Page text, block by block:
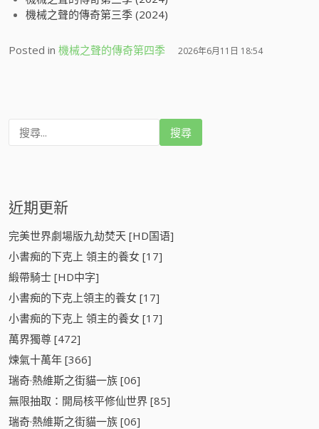
機械之聲的傳奇第三季 (2024)
Posted in 機械之聲的傳奇第四季 2026年6月11日 18:54
近期更新
完美世界劇場版九劫焚天 [HD国语]
小書痴的下克上 領主的養女 [17]
緞帶騎士 [HD中字]
小書痴的下克上領主的養女 [17]
小書痴的下克上 領主的養女 [17]
萬界獨尊 [472]
煉氣十萬年 [366]
瑞奇·熱維斯之街貓一族 [06]
無限抽取：開局核平修仙世界 [85]
瑞奇·熱維斯之街貓一族 [06]